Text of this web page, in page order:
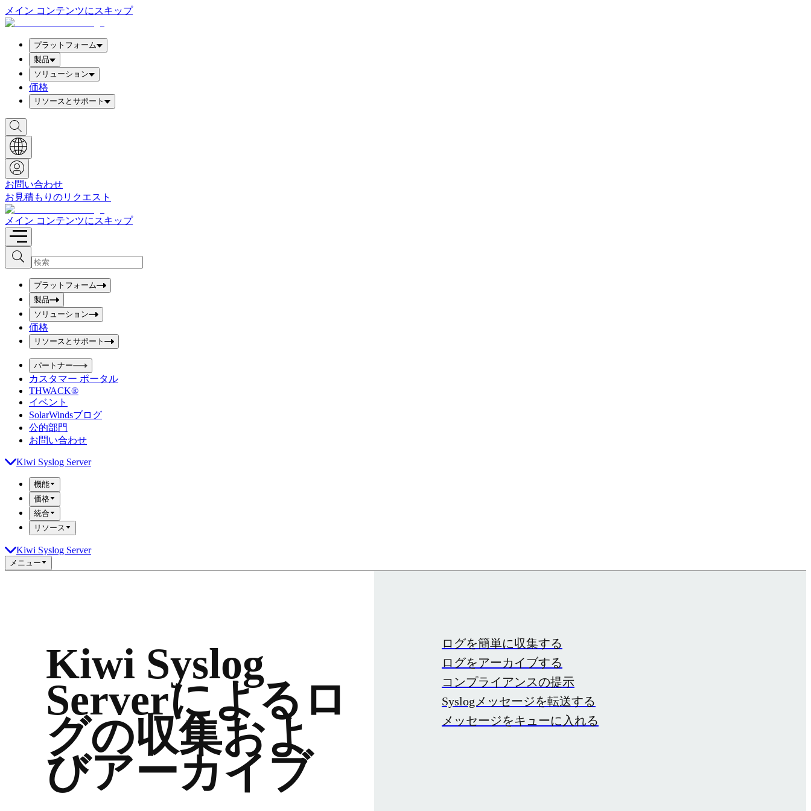
メイン コンテンツにスキップ
プラットフォーム
製品
ソリューション
価格
リソースとサポート
検
索
ボ
ッ
ク
ス
を
表
示
お問い合わせ
お見積もりのリクエスト
メイン コンテンツにスキップ
検
索
検
索
ボ
ッ
ク
ス
を
入
プラットフォーム
製品
ソリューション
価格
リソースとサポート
パートナー
カスタマー ポータル
THWACK®
イベント
SolarWindsブログ
公的部門
お問い合わせ
Kiwi Syslog Server
機能
価格
統合
リソース
Kiwi Syslog Server
メニュー
Kiwi Syslog
Serverによるロ
グの収集およ
びアーカイブ
ログを簡単に収集する
ログをアーカイブする
コンプライアンスの提示
Syslogメッセージを転送する
メッセージをキューに入れる